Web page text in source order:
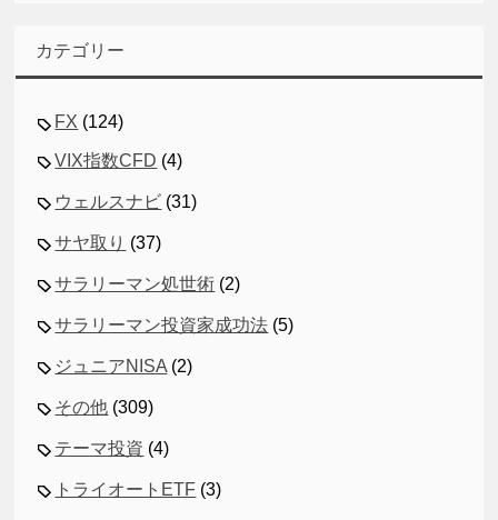
カテゴリー
FX (124)
VIX指数CFD (4)
ウェルスナビ (31)
サヤ取り (37)
サラリーマン処世術 (2)
サラリーマン投資家成功法 (5)
ジュニアNISA (2)
その他 (309)
テーマ投資 (4)
トライオートETF (3)